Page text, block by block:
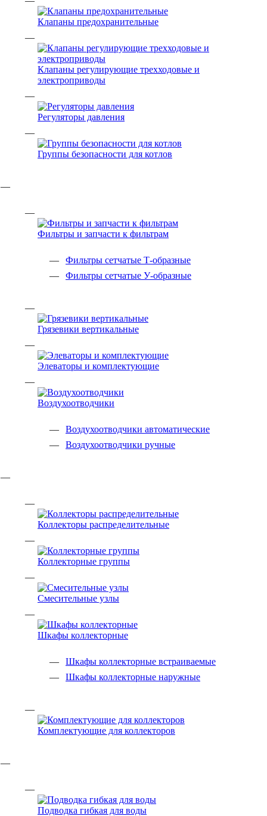
Клапаны предохранительные
Клапаны регулирующие трехходовые и
электроприводы
Регуляторы давления
Группы безопасности для котлов
Фильтры и запчасти к фильтрам
Фильтры сетчатые Т-образные
Фильтры сетчатые У-образные
Грязевики вертикальные
Элеваторы и комплектующие
Воздухоотводчики
Воздухоотводчики автоматические
Воздухоотводчики ручные
Коллекторы распределительные
Коллекторные группы
Смесительные узлы
Шкафы коллекторные
Шкафы коллекторные встраиваемые
Шкафы коллекторные наружные
Комплектующие для коллекторов
Подводка гибкая для воды